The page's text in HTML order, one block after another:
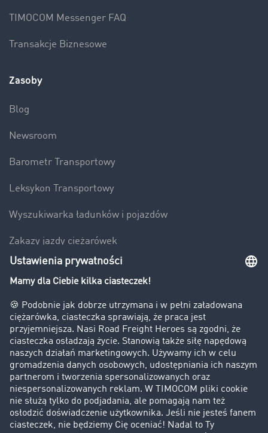
TIMOCOM Messenger FAQ
Transakcje Biznesowe
Zasoby
Blog
Newsroom
Barometr Transportowy
Leksykon Transportowy
Wyszukiwarka ładunków i pojazdów
Zakazy jazdy ciężarówek
Bezpieczeństwo
Firma
Historie sukcesu
Klienci pozyskują nowych klientów
Informacje prawne
Impressum